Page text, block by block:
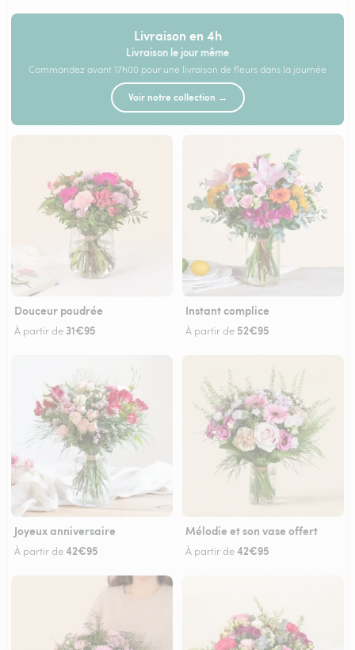
Livraison en 4h
Livraison le jour même
Commandez avant 17h00 pour une livraison de fleurs dans la journée
Voir notre collection →
Douceur poudrée
À partir de 31€95
Instant complice
À partir de 52€95
Joyeux anniversaire
À partir de42€95
Mélodie et son vase offert
À partir de42€95